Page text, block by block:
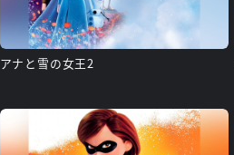
アナと雪の女王2